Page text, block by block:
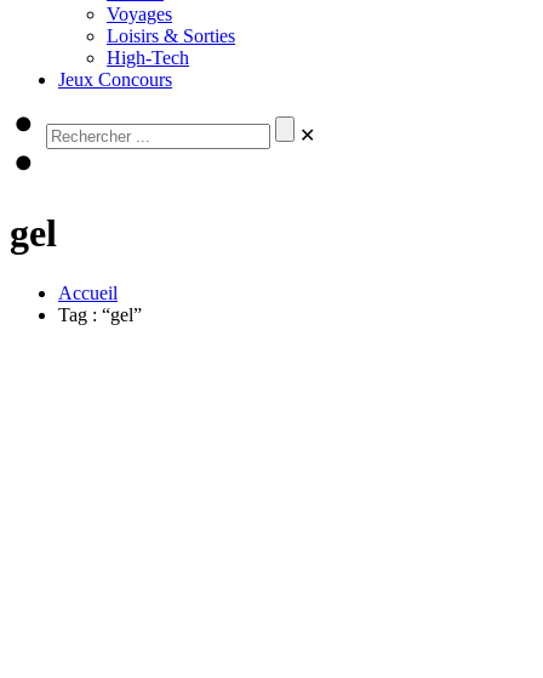
Voyages
Loisirs & Sorties
High-Tech
Jeux Concours
✕
gel
Accueil
Tag : “gel”